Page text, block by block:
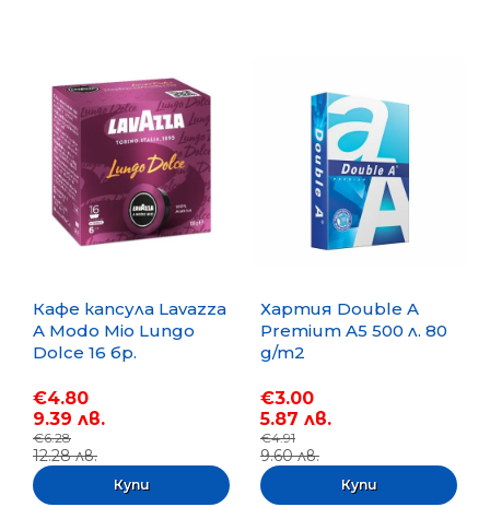
Кафе капсула Lavazza
A Modo Mio Lungo
Dolce 16 бр.
€4.80
9.39 лв.
€6.28
12.28 лв.
Хартия Double A
Premium A5 500 л. 80
g/m2
€3.00
5.87 лв.
€4.91
9.60 лв.